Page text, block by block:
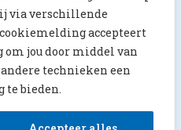
via verschillende
accepteert
om jou door middel van
technieken een
te bieden.